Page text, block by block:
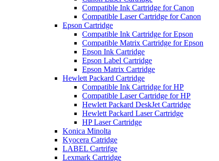
Compatible Ink Cartridge for Canon
Compatible Laser Cartridge for Canon
Epson Cartridge
Compatible Ink Cartridge for Epson
Compatible Matrix Cartridge for Epson
Epson Ink Cartridge
Epson Label Cartridge
Epson Matrix Cartridge
Hewlett Packard Cartridge
Compatible Ink Cartridge for HP
Compatible Laser Cartridge for HP
Hewlett Packard DeskJet Cartridge
Hewlett Packard Laser Cartridge
HP Laser Cartridge
Konica Minolta
Kyocera Catridge
LABEL Cartrifge
Lexmark Cartridge